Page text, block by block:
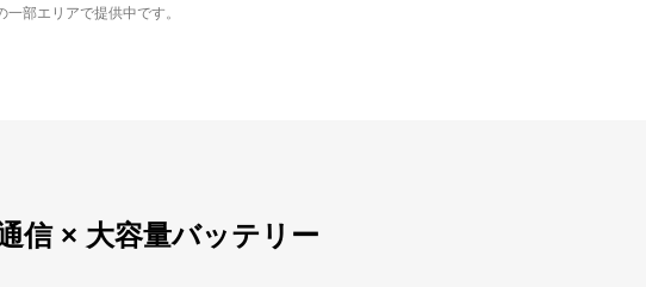
部エリアで提供中です。
信 × 大容量バッテリー